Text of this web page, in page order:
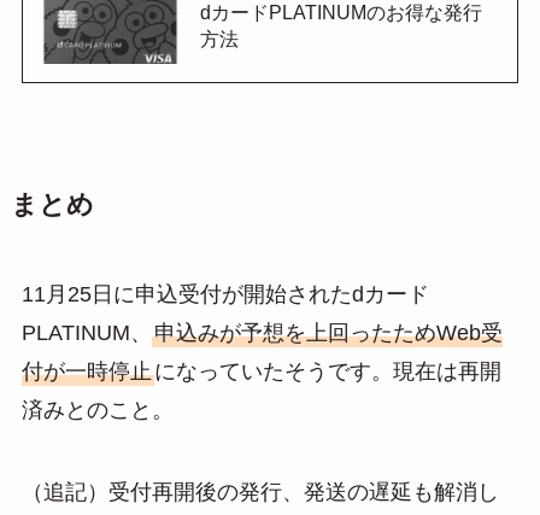
dカードPLATINUMのお得な発行
方法
まとめ
11月25日に申込受付が開始されたdカード
PLATINUM、 申込みが予想を上回ったためWeb受
付が一時停止になっていたそうです。現在は再開
済みとのこと。
（追記）受付再開後の発行、発送の遅延も解消し